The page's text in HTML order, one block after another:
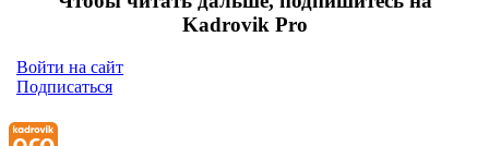
Kadrovik Pro
Войти на сайт
Подписаться